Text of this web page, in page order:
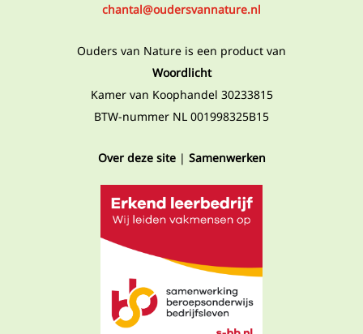
chantal@oudersvannature.nl
Ouders van Nature is een product van
Woordlicht
Kamer van Koophandel 30233815
BTW-nummer NL 001998325B15
Over deze site| Samenwerken